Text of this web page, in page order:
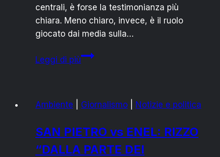
centrali, è forse la testimonianza più
chiara. Meno chiaro, invece, è il ruolo
giocato dai media sulla…
Leggi di piùBrindisi,
il
bellezza!
Ambiente Giornalismo Notizie e politica
SAN PIETRO vs ENEL: RIZZO
“DALLA PARTE DEI